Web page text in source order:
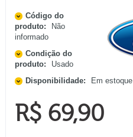
Código do
produto:
Não
informado
Condição do
produto:
Usado
Disponibilidade:
Em estoque
R$ 69,90